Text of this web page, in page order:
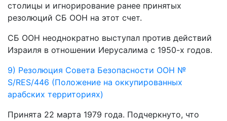
столицы и игнорирование ранее принятых
резолюций СБ ООН на этот счет.
СБ ООН неоднократно выступал против действий
Израиля в отношении Иерусалима с 1950-х годов.
9) Резолюция Совета Безопасности ООН №
S/RES/446 (Положение на оккупированных
арабских территориях)
Принята 22 марта 1979 года. Подчеркнуто, что